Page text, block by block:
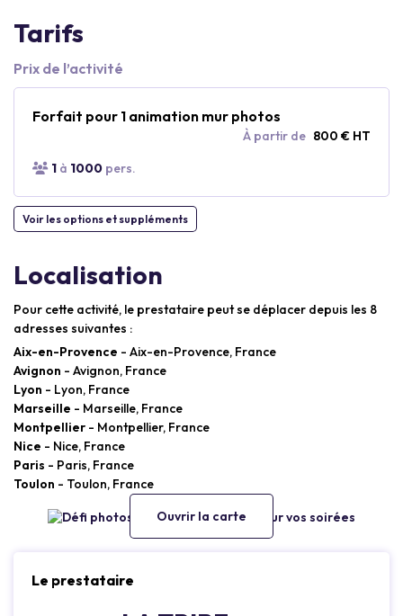
Tarifs
Prix de l’activité
Forfait pour 1 animation mur photos
À partir de 800 € HT
1 à 1000 pers.
Voir les options et suppléments
Localisation
Pour cette activité, le prestataire peut se déplacer depuis les 8
adresses suivantes :
Aix-en-Provence - Aix-en-Provence, France
Avignon - Avignon, France
Lyon - Lyon, France
Marseille - Marseille, France
Montpellier - Montpellier, France
Nice - Nice, France
Paris - Paris, France
Toulon - Toulon, France
Ouvrir la carte
Le prestataire